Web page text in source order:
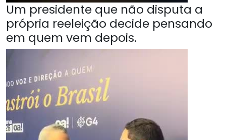
Um presidente que não disputa a
própria reeleição decide pensando
em quem vem depois.